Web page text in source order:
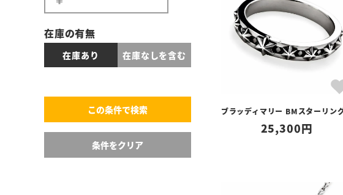
在庫の有無
在庫あり 在庫なしを含む
ブラッディマリー BMスターリン
25,300